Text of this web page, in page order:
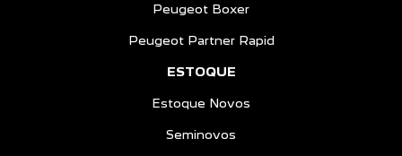
Peugeot Boxer
Peugeot Partner Rapid
ESTOQUE
Estoque Novos
Seminovos